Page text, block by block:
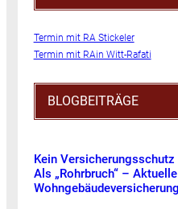
Termin mit RA Stickeler
Termin mit RAin Witt-Rafati
BLOGBEITRÄGE
Kein
Als „Rohrbruch“ –
Wohngebäudeversicherung